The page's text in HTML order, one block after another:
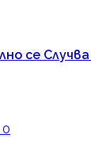
се Случва
0